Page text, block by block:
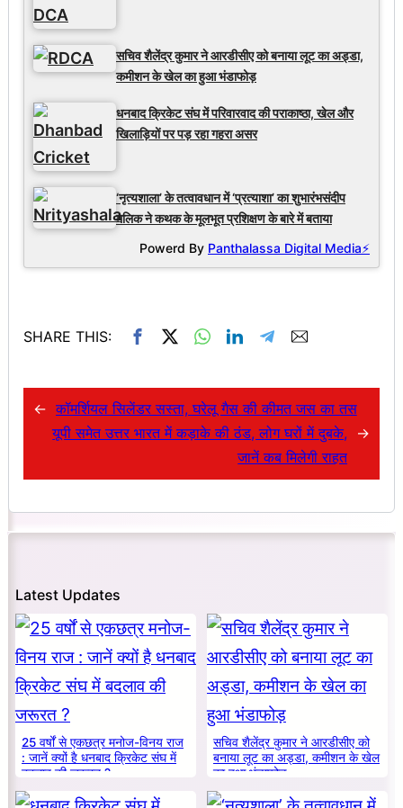
सचिव शैलेंद्र कुमार ने आरडीसीए को बनाया लूट का अड्डा,
कमीशन के खेल का हुआ भंडाफोड़
धनबाद क्रिकेट संघ में परिवारवाद की पराकाष्ठा, खेल और
खिलाड़ियों पर पड़ रहा गहरा असर
‘नृत्यशाला’ के तत्वावधान में ‘प्रत्याशा’ का शुभारंभसंदीप
मलिक ने कथक के मूलभूत प्रशिक्षण के बारे में बताया
Powerd By Panthalassa Digital Media⚡
SHARE THIS:
← कॉमर्शियल सिलेंडर सस्ता, घरेलू गैस की कीमत जस का तस
यूपी समेत उत्तर भारत में कड़ाके की ठंड, लोग घरों में दुबके,
जानें कब मिलेगी राहत
→
Latest Updates
25 वर्षों से एकछत्र मनोज-विनय राज
: जानें क्यों है धनबाद क्रिकेट संघ में
बदलाव की जरूरत ?
सचिव शैलेंद्र कुमार ने आरडीसीए को
बनाया लूट का अड्डा, कमीशन के खेल
का हुआ भंडाफोड़